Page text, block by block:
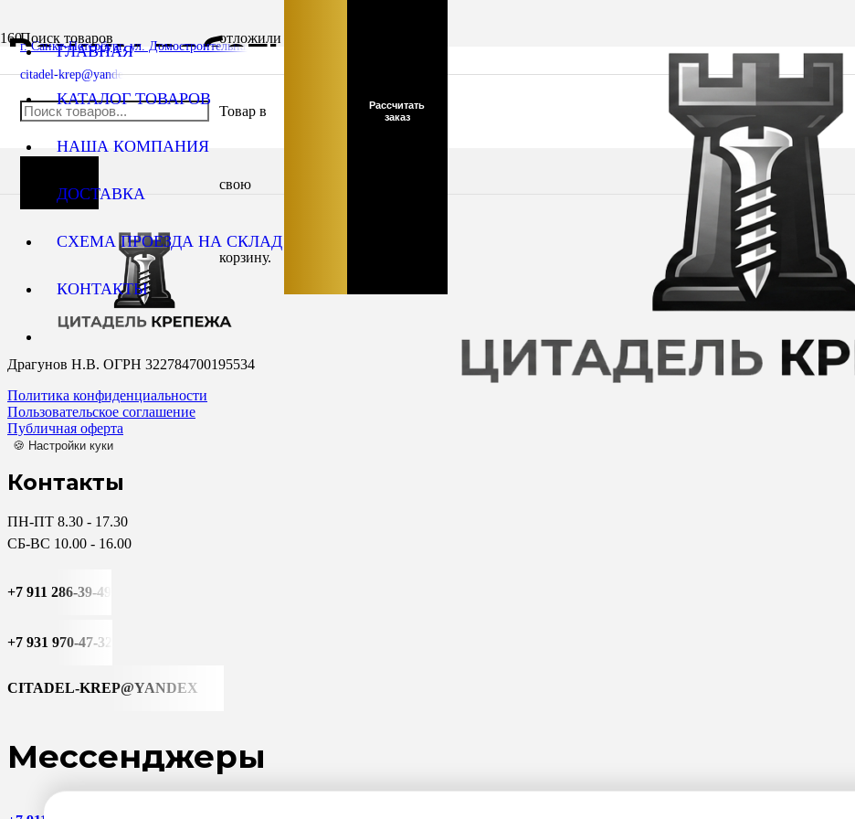
г. Санкт-Петербург, ул. Домостроительная, д. 3Д
citadel-krep@yandex.ru
Поиск товаров отложили
Товар в
свою
корзину.
Рассчитать
заказ
ГЛАВНАЯ
КАТАЛОГ ТОВАРОВ
НАША КОМПАНИЯ
ДОСТАВКА
СХЕМА ПРОЕЗДА НА СКЛАД
КОНТАКТЫ
Режим работы
Главная
Режим работы
График работы на лето 2026 года:
Магазин/Склад - Пн - Пт с 8:30 до 17:30; суббота - воскресенье с 10:00 до 16:00
Драгунов Н.В. ОГРН 322784700195534
Политика конфиденциальности
Пользовательское соглашение
Публичная оферта
🍪 Настройки куки
Контакты
ПН-ПТ 8.30 - 17.30
СБ-ВС 10.00 - 16.00
+7 911 286-39-49
+7 931 970-47-32
CITADEL-KREP@YANDEX
Мессенджеры